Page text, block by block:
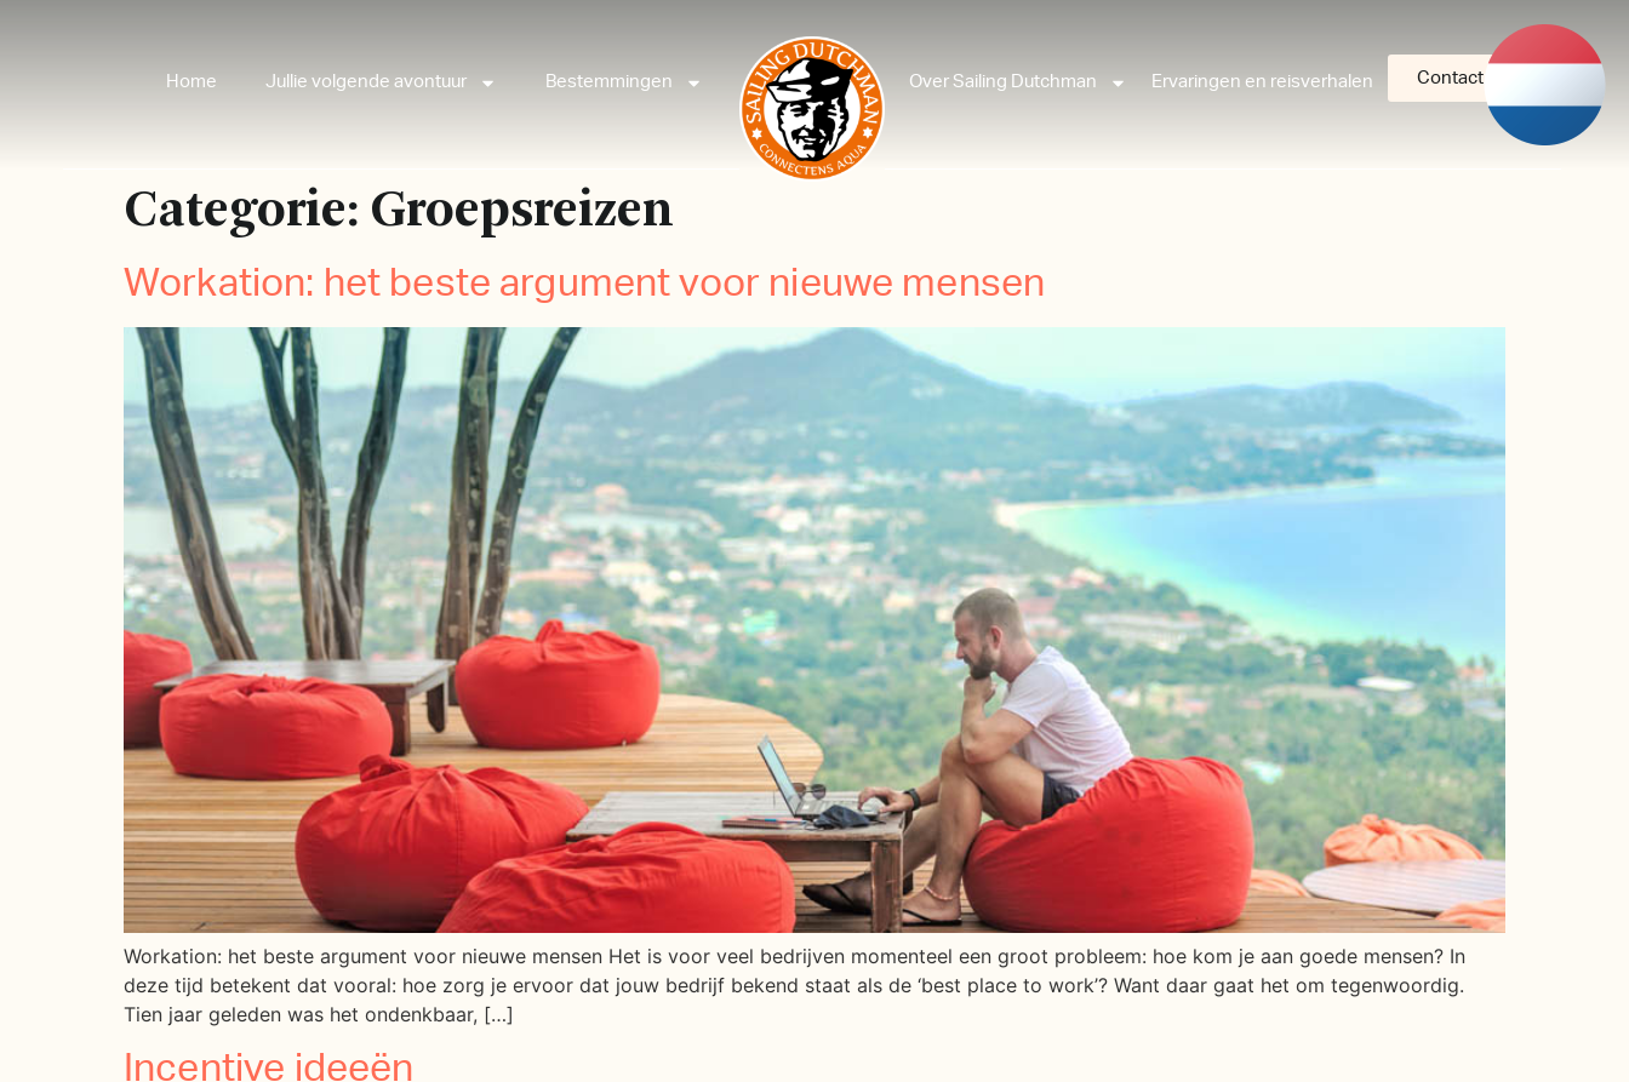
Home Jullie volgende avontuur Bestemmingen Over Sailing Dutchman Ervaringen en reisverhalen Contact
Categorie: Groepsreizen
Workation: het beste argument voor nieuwe mensen
Workation: het beste argument voor nieuwe mensen Het is voor veel bedrijven momenteel een groot probleem: hoe kom je aan goede mensen? In
deze tijd betekent dat vooral: hoe zorg je ervoor dat jouw bedrijf bekend staat als de ‘best place to work’? Want daar gaat het om tegenwoordig.
Tien jaar geleden was het ondenkbaar, […]
Incentive ideeën